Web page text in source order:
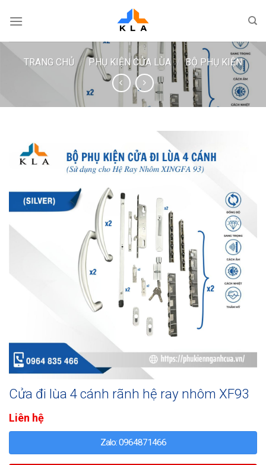
qua
TRANG CHỦ / PHỤ KIỆN CỬA LÙA / BỘ PHỤ KIỆN
Cửa đi lùa 4 cánh rãnh hệ ray nhôm XF93
Liên hệ
Zalo: 0964871466